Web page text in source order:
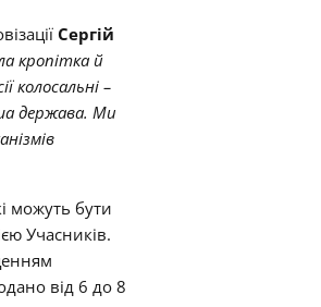
Сергій
кропітка й
колосальні –
держава. Ми
можуть бути
Учасників.
від 6 до 8